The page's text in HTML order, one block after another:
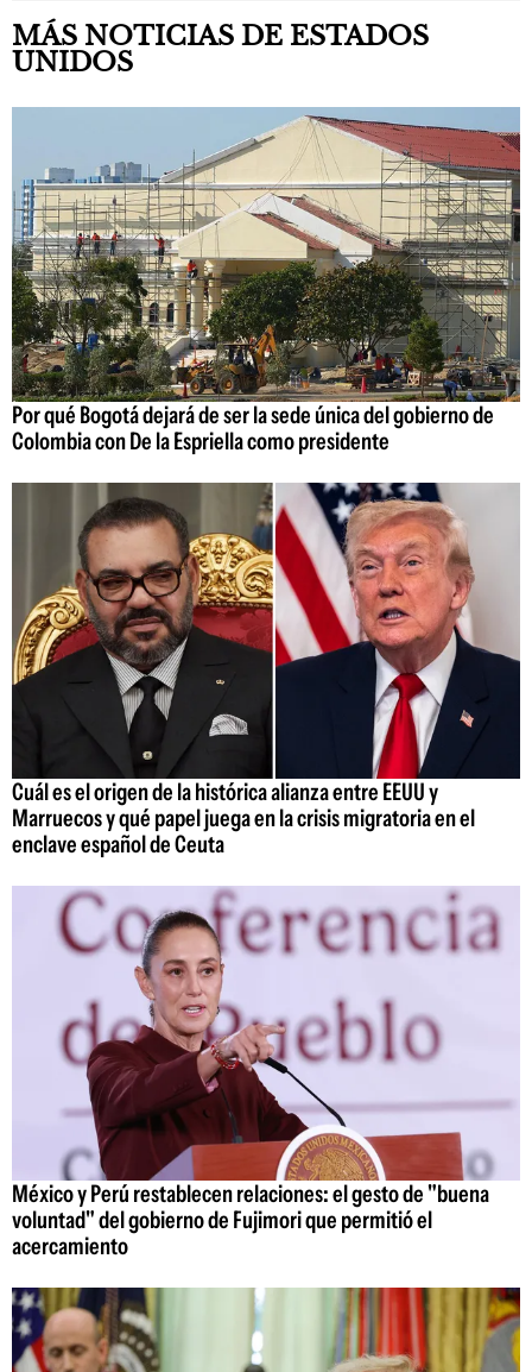
MÁS NOTICIAS DE ESTADOS
UNIDOS
Por qué Bogotá dejará de ser la sede única del gobierno de
Colombia con De la Espriella como presidente
Cuál es el origen de la histórica alianza entre EEUU y
Marruecos y qué papel juega en la crisis migratoria en el
enclave español de Ceuta
México y Perú restablecen relaciones: el gesto de "buena
voluntad" del gobierno de Fujimori que permitió el
acercamiento